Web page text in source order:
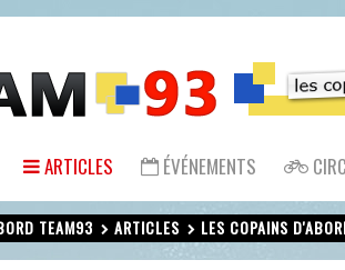
ARTICLES ÉVÉNEMENTS
TEAM93 ARTICLES